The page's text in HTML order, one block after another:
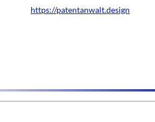
https://patentanwalt.design